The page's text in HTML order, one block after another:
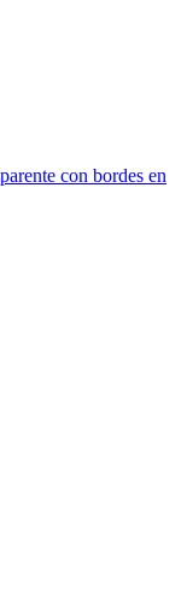
con bordes en